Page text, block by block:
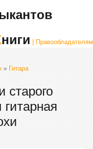
Книги | Правообладателям
» Гитара
старого